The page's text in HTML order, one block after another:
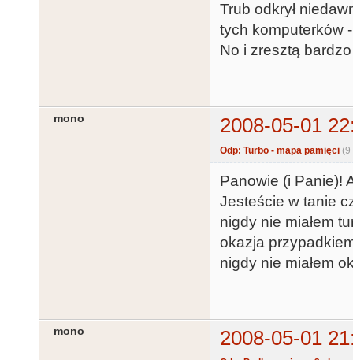
Trub odkrył
tych komputerków
No i zresztą
mono 2008-05-01
Odp: Turbo - mapa pamięci
Panowie (i Panie)!
Jesteście w tanie
nigdy nie miałem
okazja
nigdy nie miałem
mono 2008-05-01